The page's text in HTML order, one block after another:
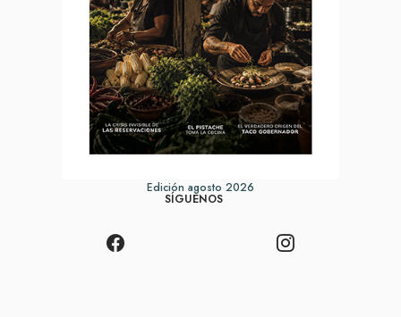
Edición agosto 2026
SÍGUENOS